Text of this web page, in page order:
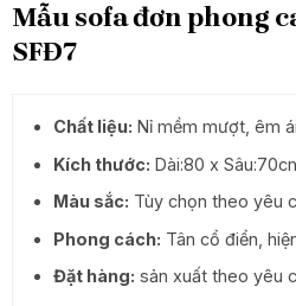
Mẫu sofa đơn phong
SFĐ7
Chất liệu: Nỉ mềm mượt, êm ái
Kích thước: Dài:80 x
Màu sắc: Tùy chọn theo yêu
Phong cách: Tân cổ điển,
Đặt hàng: sản xuất theo yêu